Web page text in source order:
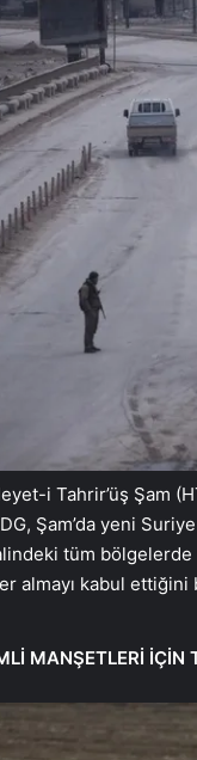
i Tahrir’üş Şam
Şam’da yeni
tüm bölgelerde
almayı kabul ettiğini
MANŞETLERİ İÇİN